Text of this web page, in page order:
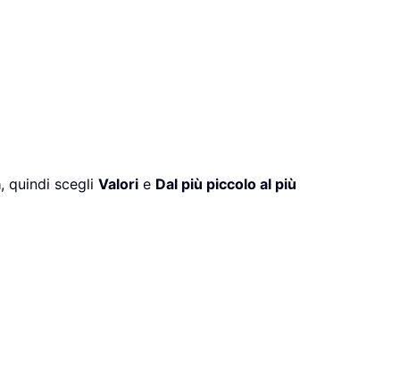
, quindi scegli Valori e Dal più piccolo al più